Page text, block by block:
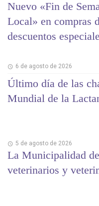
Nuevo «Fin de
Local» en compras
descuentos
6 de agosto de 2026
Último día de las
Mundial de la
5 de agosto de 2026
La Municipalidad
veterinarios y